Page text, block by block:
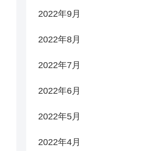
2022年9月
2022年8月
2022年7月
2022年6月
2022年5月
2022年4月